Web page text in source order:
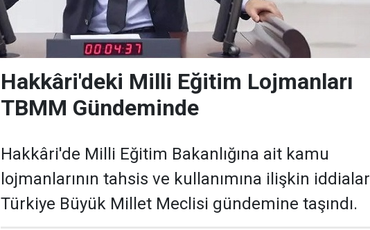
Hakkâri'deki Milli Eğitim Lojmanları
TBMM Gündeminde
Hakkâri'de Milli Eğitim Bakanlığına ait kamu
lojmanlarının tahsis ve kullanımına ilişkin iddialar
Türkiye Büyük Millet Meclisi gündemine taşındı.